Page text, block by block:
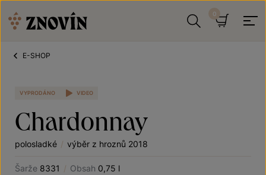
E-SHOP
VYPRODÁNO VIDEO
Chardonnay
polosladké / výběr z hroznů 2018
Šarže 8331 / Obsah 0,75 l